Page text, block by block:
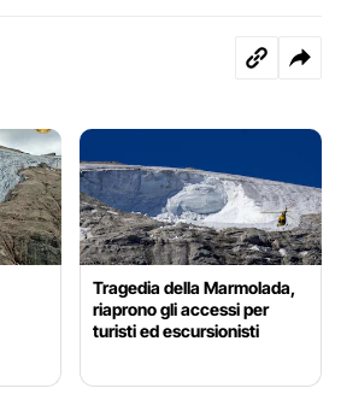
Tragedia della Marmolada,
riaprono gli accessi per
turisti ed escursionisti